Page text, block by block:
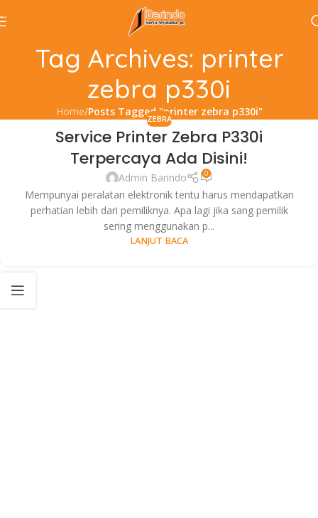
Skip to navigation
Skip to main content
Tag Archives: printer
zebra p330i
Home/Posts Tagged "printer zebra p330i"
ZEBRA
Service Printer Zebra P330i
Terpercaya Ada Disini!
Admin Barindo 0
Mempunyai peralatan elektronik tentu harus mendapatkan
perhatian lebih dari pemiliknya. Apa lagi jika sang pemilik
sering menggunakan p...
LANJUT BACA